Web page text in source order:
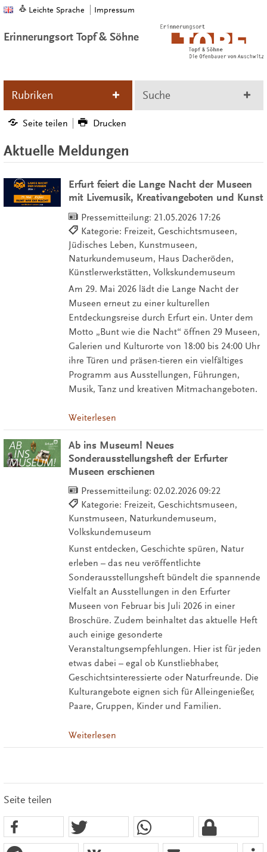
Leichte Sprache Impressum
Erinnerungsort Topf & Söhne
Rubriken Suche
Seite teilen Drucken
Aktuelle Meldungen
Erfurt feiert die Lange Nacht der Museen
mit Livemusik, Kreativangeboten und Kunst
Pressemitteilung: 21.05.2026 17:26
Kategorie: Freizeit, Geschichtsmuseen,
Jüdisches Leben, Kunstmuseen,
Naturkundemuseum, Haus Dacheröden,
Künstlerwerkstätten, Volkskundemuseum
Am 29. Mai 2026 lädt die Lange Nacht der
Museen erneut zu einer kulturellen
Entdeckungsreise durch Erfurt ein. Unter dem
Motto „Bunt wie die Nacht“ öffnen 29 Museen,
Galerien und Kulturorte von 18:00 bis 24:00 Uhr
ihre Türen und präsen-tieren ein vielfältiges
Programm aus Ausstellungen, Führungen,
Musik, Tanz und kreativen Mitmachangeboten.
Weiterlesen
Ab ins Museum! Neues
Sonderausstellungsheft der Erfurter
Museen erschienen
Pressemitteilung: 02.02.2026 09:22
Kategorie: Freizeit, Geschichtsmuseen,
Kunstmuseen, Naturkundemuseum,
Volkskundemuseum
Kunst entdecken, Geschichte spüren, Natur
erleben – das neu veröffentlichte
Sonderausstellungsheft bündelt die spannende
Vielfalt an Ausstellungen in den Erfurter
Museen von Februar bis Juli 2026 in einer
Broschüre. Zudem beinhaltet das aktuelle Heft
auch einige gesonderte
Veranstaltungsempfehlungen. Hier ist für jeden
etwas dabei – egal ob Kunstliebhaber,
Geschichtsinteressierte oder Naturfreunde. Die
Kulturangebote eignen sich für Alleingenießer,
Paare, Gruppen, Kinder und Familien.
Weiterlesen
Seite teilen